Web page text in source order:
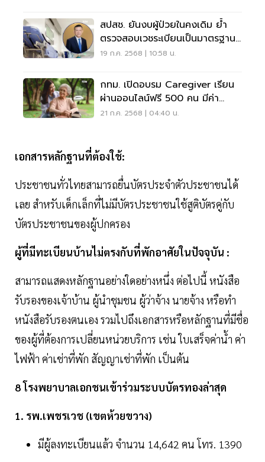
สปสช. ยันงบผู้ป่วยในคงเดิม ย้ำ
ตรวจสอบเวชระเบียนเป็นมาตรฐาน
เบิกจ่าย
19 ก.ค. 2568 | 10:58 น.
กทม. เปิดอบรม Caregiver เรียน
ผ่านออนไลน์ฟรี 500 คน มีค่า
ตอบแทน
21 ก.ค. 2568 | 04:40 น.
เอกสารหลักฐานที่ต้องใช้:
ประชาชนทั่วไทยสามารถยื่นบัตรประจำตัวประชาชนได้
เลย สำหรับเด็กเล็กที่ไม่มีบัตรประชาชนใช้สูติบัตรคู่กับ
บัตรประชาชนของผู้ปกครอง
ผู้ที่มีทะเบียนบ้านไม่ตรงกับที่พักอาศัยในปัจจุบัน :
สามารถแสดงหลักฐานอย่างใดอย่างหนึ่ง ต่อไปนี้ หนังสือ
รับรองของเจ้าบ้าน ผู้นำชุมชน ผู้ว่าจ้าง นายจ้าง หรือทำ
หนังสือรับรองตนเอง รวมไปถึงเอกสารหรือหลักฐานที่มีชื่อ
ของผู้ที่ต้องการเปลี่ยนหน่วยบริการ เช่น ใบเสร็จค่าน้ำ ค่า
ไฟฟ้า ค่าเช่าที่พัก สัญญาเช่าที่พัก เป็นต้น
8 โรงพยาบาลเอกชนเข้าร่วมระบบบัตรทองล่าสุด
1. รพ.เพชรเวช (เขตห้วยขวาง)
มีผู้ลงทะเบียนแล้ว จำนวน 14,642 คน โทร. 1390